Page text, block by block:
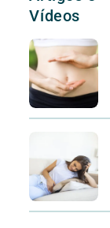
Vídeos